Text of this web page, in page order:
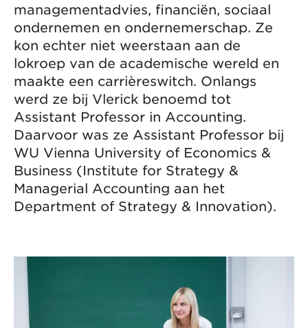
managementadvies, financiën, sociaal
ondernemen en ondernemerschap. Ze
kon echter niet weerstaan aan de
lokroep van de academische wereld en
maakte een carrièreswitch. Onlangs
werd ze bij Vlerick benoemd tot
Assistant Professor in Accounting.
Daarvoor was ze Assistant Professor bij
WU Vienna University of Economics &
Business (Institute for Strategy &
Managerial Accounting aan het
Department of Strategy & Innovation).